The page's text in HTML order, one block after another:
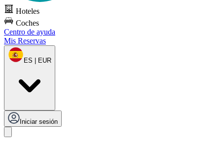
Hoteles
Coches
Centro de ayuda
Mis Reservas
ES | EUR
Iniciar sesión